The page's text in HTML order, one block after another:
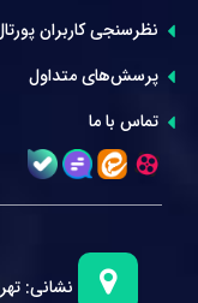
نظرسنجی کاربران
پرسش‌های متداول
تماس با ما
نشانی: